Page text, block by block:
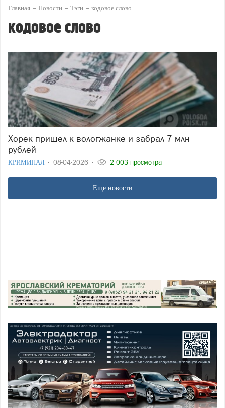
Главная Новости Тэги кодовое слово
кодовое слово
Хорек пришел к вологжанке и забрал 7 млн
рублей
КРИМИНАЛ 08-04-2026 2 003 просмотра
Еще новости